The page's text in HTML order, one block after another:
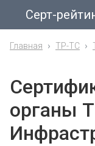
Серт-
Главная ТР-ТС
органы